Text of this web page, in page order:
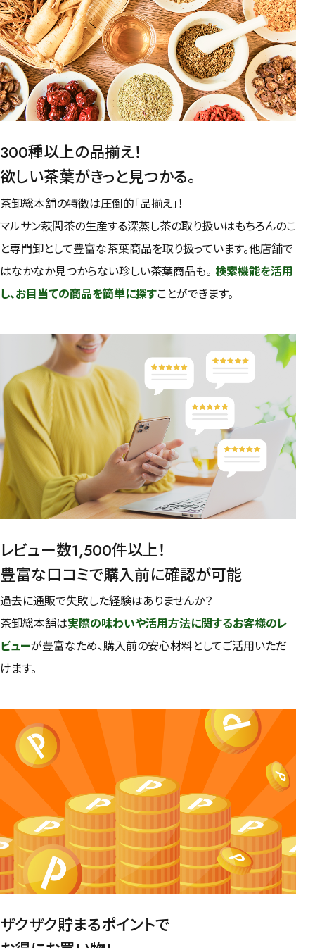
予算・価格で探す
〜 円
茶葉を選択
紅茶
容量を選択
50g 100g 500g 1000g
検索
300種以上の品揃え！
欲しい茶葉がきっと見つかる。
茶卸総本舗の特徴は圧倒的「品揃え」！
マルサン萩間茶の生産する深蒸し茶の取り扱いはもちろんのこ
と専門卸として豊富な茶葉商品を取り扱っています。他店舗で
はなかなか見つからない珍しい茶葉商品も。 検索機能を活用
し、お目当ての商品を簡単に探すことができます。
レビュー数1,500件以上！
豊富な口コミで購入前に確認が可能
過去に通販で失敗した経験はありませんか？
茶卸総本舗は実際の味わいや活用方法に関するお客様のレ
ビューが豊富なため、購入前の安心材料としてご活用いただ
けます。
ザクザク貯まるポイントで